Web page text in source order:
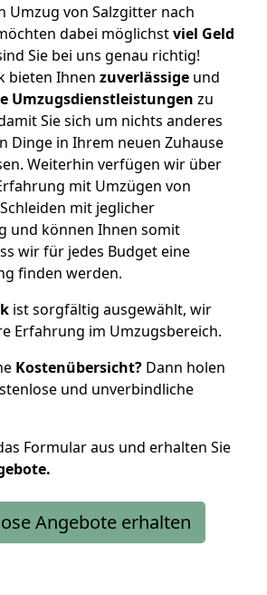
Umzug von Salzgitter nach
dabei möglichstviel Geld
Sie bei uns genau richtig!
bieten Ihnen zuverlässige und
Umzugsdienstleistungen zu
Sie sich um nichts anderes
Dinge in Ihrem neuen Zuhause
Weiterhin verfügen wir über
mit Umzügen von
mit jeglicher
und können Ihnen somit
wir für jedes Budget eine
finden werden.
ist sorgfältig ausgewählt, wir
Erfahrung im Umzugsbereich.
Kostenübersicht? Dann holen
und unverbindliche
Formular aus und erhalten Sie
Angebote erhalten